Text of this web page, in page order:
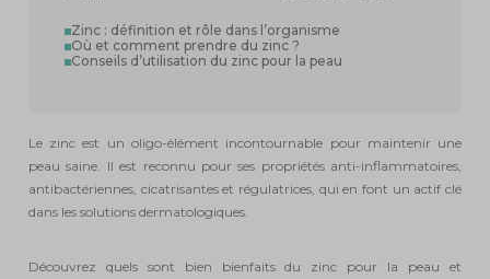
Zinc : définition et rôle dans l’organisme
Où et comment prendre du zinc ?
Conseils d’utilisation du zinc pour la peau
Le zinc est un oligo-élément incontournable pour maintenir une
peau saine. Il est reconnu pour ses propriétés anti-inflammatoires,
antibactériennes, cicatrisantes et régulatrices, qui en font un actif clé
dans les solutions dermatologiques.
Découvrez quels sont bien bienfaits du zinc pour la peau et